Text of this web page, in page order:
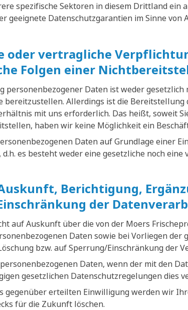
spezifische Sektoren in diesem Drittland ein
geeignete Datenschutzgarantien im Sinne von
oder vertragliche
Folgen einer
personenbezogener Daten ist weder gesetzlich
bereitzustellen. Allerdings ist die
mit uns erforderlich. Das heißt, soweit
haben wir keine Möglichkeit ein
Daten auf Grundlage einer
es besteht weder eine gesetzliche noch
Berichtigung,
der
auf Auskunft über die von der Moers
Daten sowie bei Vorliegen der
bzw. auf Sperrung/Einschränkung der
Daten, wenn der mit den
gesetzlichen Datenschutzregelungen dies
gegenüber erteilten Einwilligung werden wir
für die Zukunft löschen.